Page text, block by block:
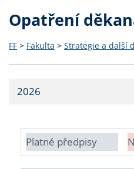
Opatření
FF > Fakulta > Strategie a další
2026
Platné předpisy